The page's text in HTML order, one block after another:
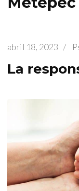
abril 18, 2023 /
La